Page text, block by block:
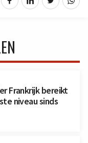
Frankrijk bereikt
niveau sinds